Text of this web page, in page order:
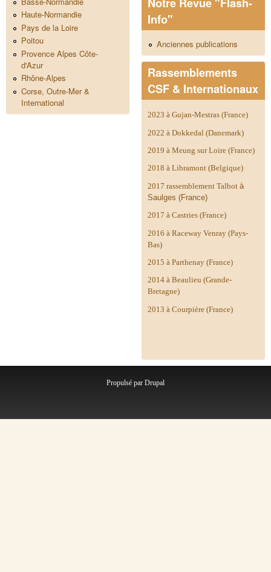
Haute-Normandie
Pays de la Loire
Poitou
Provence Alpes Côte-
d'Azur
Rhône-Alpes
Corse, Outre-Mer &
International
Notre Revue "Flash-
Info"
Anciennes publications
Rassemblements
CSF & Internationaux
2023 à Gujan-Mestras (France)
2022 à Dokkedal (Danemark)
2019 à Meung sur Loire (France)
2018 à Libramont (Belgique)
2017 rassemblement Talbot à
Saulges (France)
2017 à Castries (France)
2016 à Raceway Venray (Pays-
Bas)
2015 à Parthenay (France)
2014 à Beaulieu (Grande-
Bretagne)
2013 à Courpière (France)
Propulsé par Drupal